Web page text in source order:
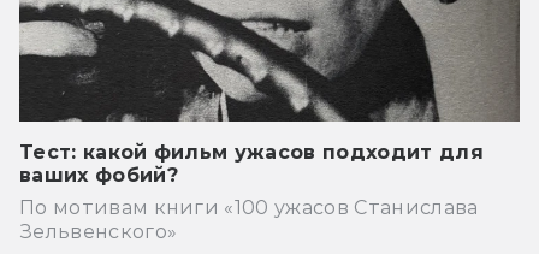
Тест: какой фильм ужасов подходит для
ваших фобий?
По мотивам книги «100 ужасов Станислава
Зельвенского»